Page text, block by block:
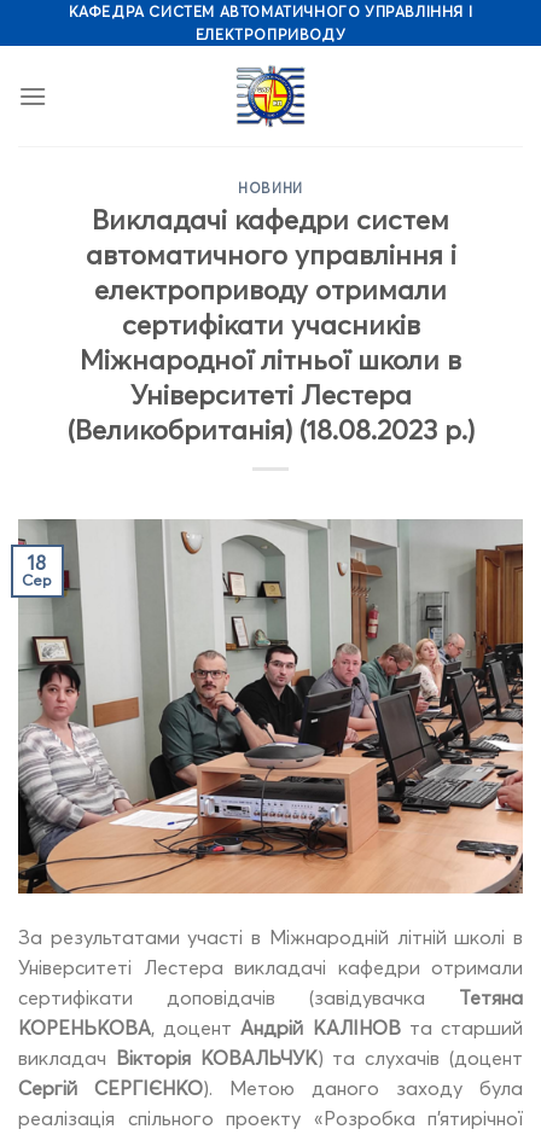
to
КАФЕДРА СИСТЕМ АВТОМАТИЧНОГО УПРАВЛІННЯ І
ЕЛЕКТРОПРИВОДУ
НОВИНИ
Викладачі кафедри систем
автоматичного управління і
електроприводу отримали
сертифікати учасників
Міжнародної літньої школи в
Університеті Лестера
(Великобританія) (18.08.2023 р.)
18
Сер
За результатами участі в Міжнародній літній школі в
Університеті Лестера викладачі кафедри отримали
сертифікати доповідачів (завідувачка Тетяна
КОРЕНЬКОВА, доцентАндрій КАЛІНОВта старший
викладач Вікторія КОВАЛЬЧУК) та слухачів (доцент
Сергій СЕРГІЄНКО). Метою даного заходу була
реалізація спільного проекту «Розробка п’ятирічної